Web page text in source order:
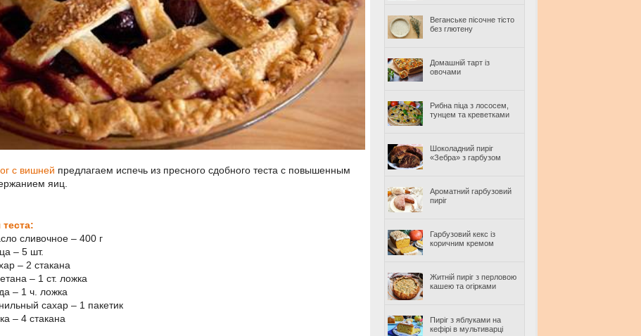
с вишней предлагаем испечь из пресного сдобного теста с повышенным
яиц.
сливочное – 400 г
– 5 шт.
– 2 стакана
– 1 ст. ложка
– 1 ч. ложка
сахар – 1 пакетик
– 4 стакана
Веганське пісочне тісто
без глютену
Домашній тарт із
овочами
Рибна піца з лососем,
тунцем та креветками
Шоколадний пиріг
«Зебра» з гарбузом
Ароматний гарбузовий
пиріг
Гарбузовий кекс із
коричним кремом
Житній пиріг з перловою
кашею та огірками
Пиріг з яблуками на
кефірі в мультиварці